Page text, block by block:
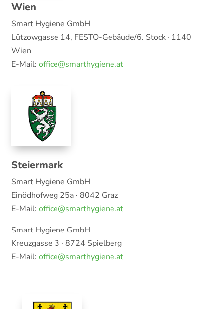
Wien
Smart Hygiene GmbH
Lützowgasse 14, FESTO-Gebäude/6. Stock · 1140
Wien
E-Mail: office@smarthygiene.at
Steiermark
Smart Hygiene GmbH
Einödhofweg 25a · 8042 Graz
E-Mail: office@smarthygiene.at
Smart Hygiene GmbH
Kreuzgasse 3 · 8724 Spielberg
E-Mail: office@smarthygiene.at